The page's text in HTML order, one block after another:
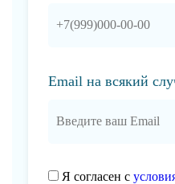
Email на всякий
Я согласен с